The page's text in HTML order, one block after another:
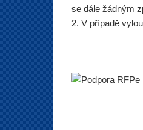
se dále žádným
2. V případě